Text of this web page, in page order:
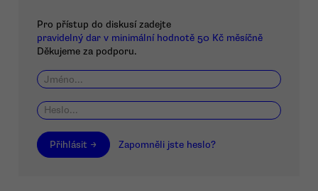
Pro přístup do diskusí zadejte
pravidelný dar v minimální hodnotě 50 Kč měsíčně
Děkujeme za podporu.
Přihlásit → Zapomněli jste heslo?